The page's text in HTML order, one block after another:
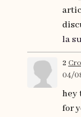
la
2
04/
hey
for